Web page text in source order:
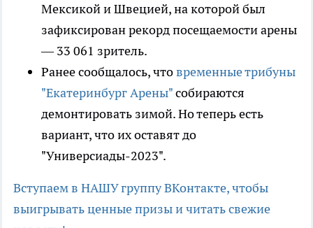
Мексикой и Швецией, на которой был
зафиксирован рекорд посещаемости арены
— 33 061 зритель.
Ранее сообщалось, чтовременные трибуны
"Екатеринбург Арены"собираются
демонтировать зимой. Но теперь есть
вариант, что их оставят до
"Универсиады-2023".
Вступаем в НАШУ группу ВКонтакте, чтобы
выигрывать ценные призы и читать свежие